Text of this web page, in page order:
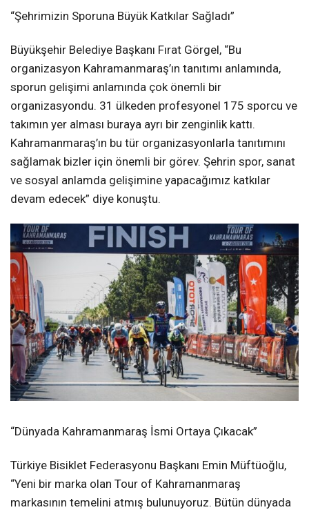
“Şehrimizin Sporuna Büyük Katkılar Sağladı”
Büyükşehir Belediye Başkanı Fırat Görgel, “Bu
organizasyon Kahramanmaraş’ın tanıtımı anlamında,
sporun gelişimi anlamında çok önemli bir
organizasyondu. 31 ülkeden profesyonel 175 sporcu ve
takımın yer alması buraya ayrı bir zenginlik kattı.
Kahramanmaraş’ın bu tür organizasyonlarla tanıtımını
sağlamak bizler için önemli bir görev. Şehrin spor, sanat
ve sosyal anlamda gelişimine yapacağımız katkılar
devam edecek” diye konuştu.
“Dünyada Kahramanmaraş İsmi Ortaya Çıkacak”
Türkiye Bisiklet Federasyonu Başkanı Emin Müftüoğlu,
“Yeni bir marka olan Tour of Kahramanmaraş
markasının temelini atmış bulunuyoruz. Bütün dünyada